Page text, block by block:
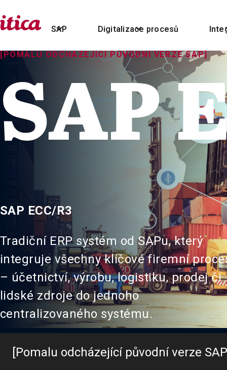
SAP Digitalizace procesů
[POMALU ODCHÁZEJÍCÍ PŮVODNÍ VERZE SAP]
SAP
SAP ECC/R3
Tradiční ERP systém od SAPu, který
integruje všechny klíčové firemní
– účetnictví, výrobu, logistiku, prodej či
lidské zdroje do jednoho
centralizovaného systému.
[Pomalu odcházející původní verze